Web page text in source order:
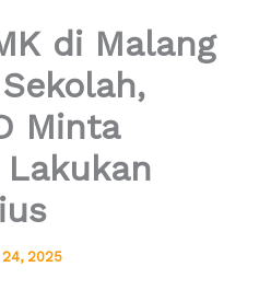
di Malang
Minta
2025